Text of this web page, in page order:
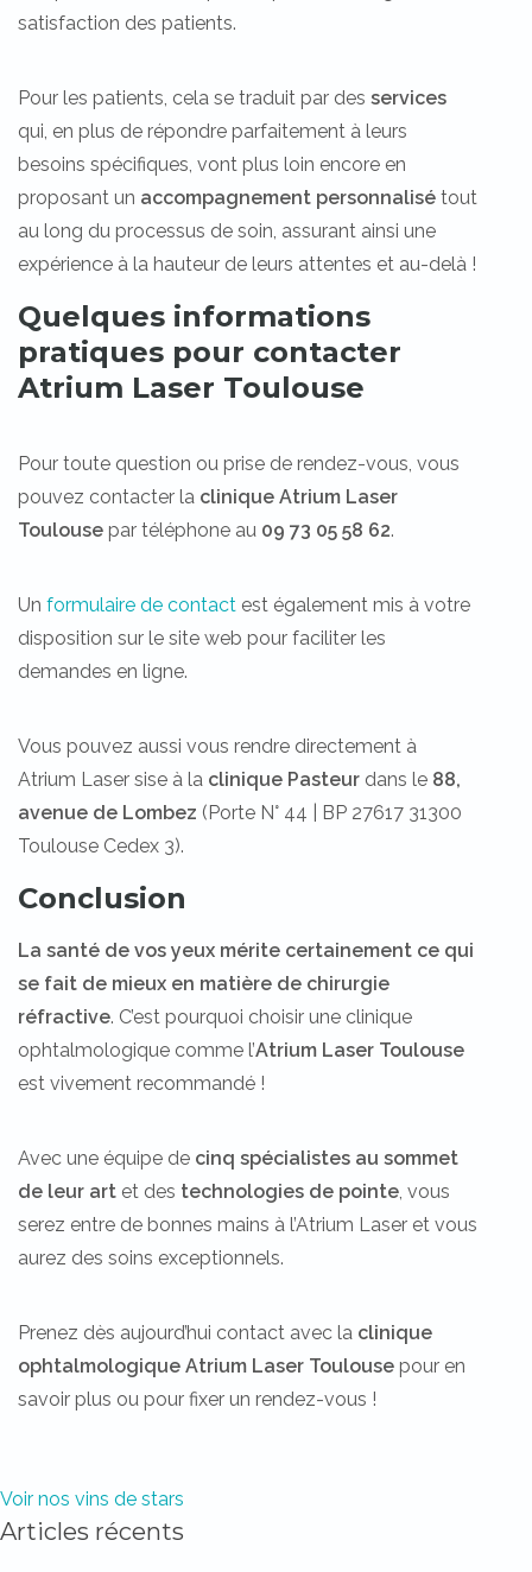
satisfaction des patients.
Pour les patients, cela se traduit par des services
qui, en plus de répondre parfaitement à leurs
besoins spécifiques, vont plus loin encore en
proposant un accompagnement personnalisé tout
au long du processus de soin, assurant ainsi une
expérience à la hauteur de leurs attentes et au-delà !
Quelques informations
pratiques pour contacter
Atrium Laser Toulouse
Pour toute question ou prise de rendez-vous, vous
pouvez contacter la clinique Atrium Laser
Toulouse par téléphone au 09 73 05 58 62.
Un formulaire de contact est également mis à votre
disposition sur le site web pour faciliter les
demandes en ligne.
Vous pouvez aussi vous rendre directement à
Atrium Laser sise à la clinique Pasteur dans le 88,
avenue de Lombez (Porte N° 44 | BP 27617 31300
Toulouse Cedex 3).
Conclusion
La santé de vos yeux mérite certainement ce qui
se fait de mieux en matière de chirurgie
réfractive. C’est pourquoi choisir une clinique
ophtalmologique comme l’Atrium Laser Toulouse
est vivement recommandé !
Avec une équipe de cinq spécialistes au sommet
de leur art et des technologies de pointe, vous
serez entre de bonnes mains à l’Atrium Laser et vous
aurez des soins exceptionnels.
Prenez dès aujourd’hui contact avec la clinique
ophtalmologique Atrium Laser Toulouse pour en
savoir plus ou pour fixer un rendez-vous !
Voir nos vins de stars
Articles récents